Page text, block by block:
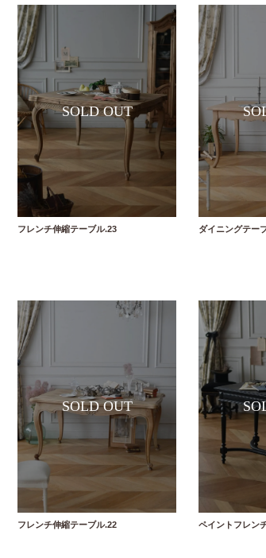
フレンチ伸縮テーブル.23 ダイニングテー
フレンチ伸縮テーブル.22 ペイントフレン